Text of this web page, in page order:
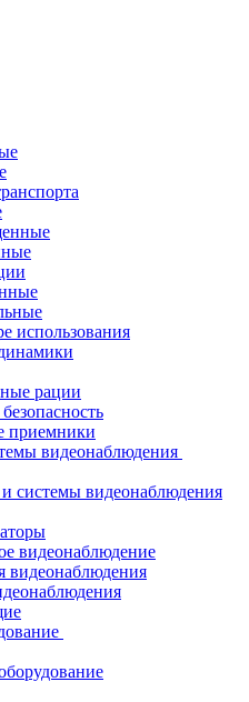
использования
рации
приемники
видеонаблюдения
системы видеонаблюдения
видеонаблюдение
видеонаблюдения